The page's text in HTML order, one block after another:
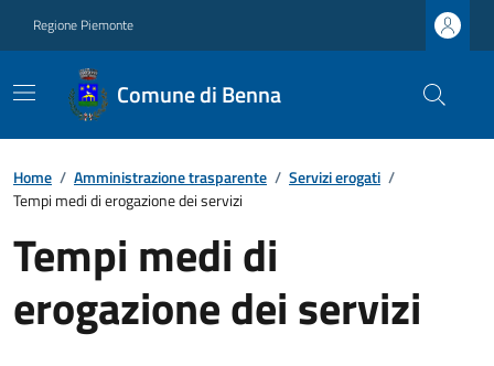
Regione Piemonte
Comune di Benna
Home / Amministrazione trasparente / Servizi erogati /
Tempi medi di erogazione dei servizi
Tempi medi di
erogazione dei servizi